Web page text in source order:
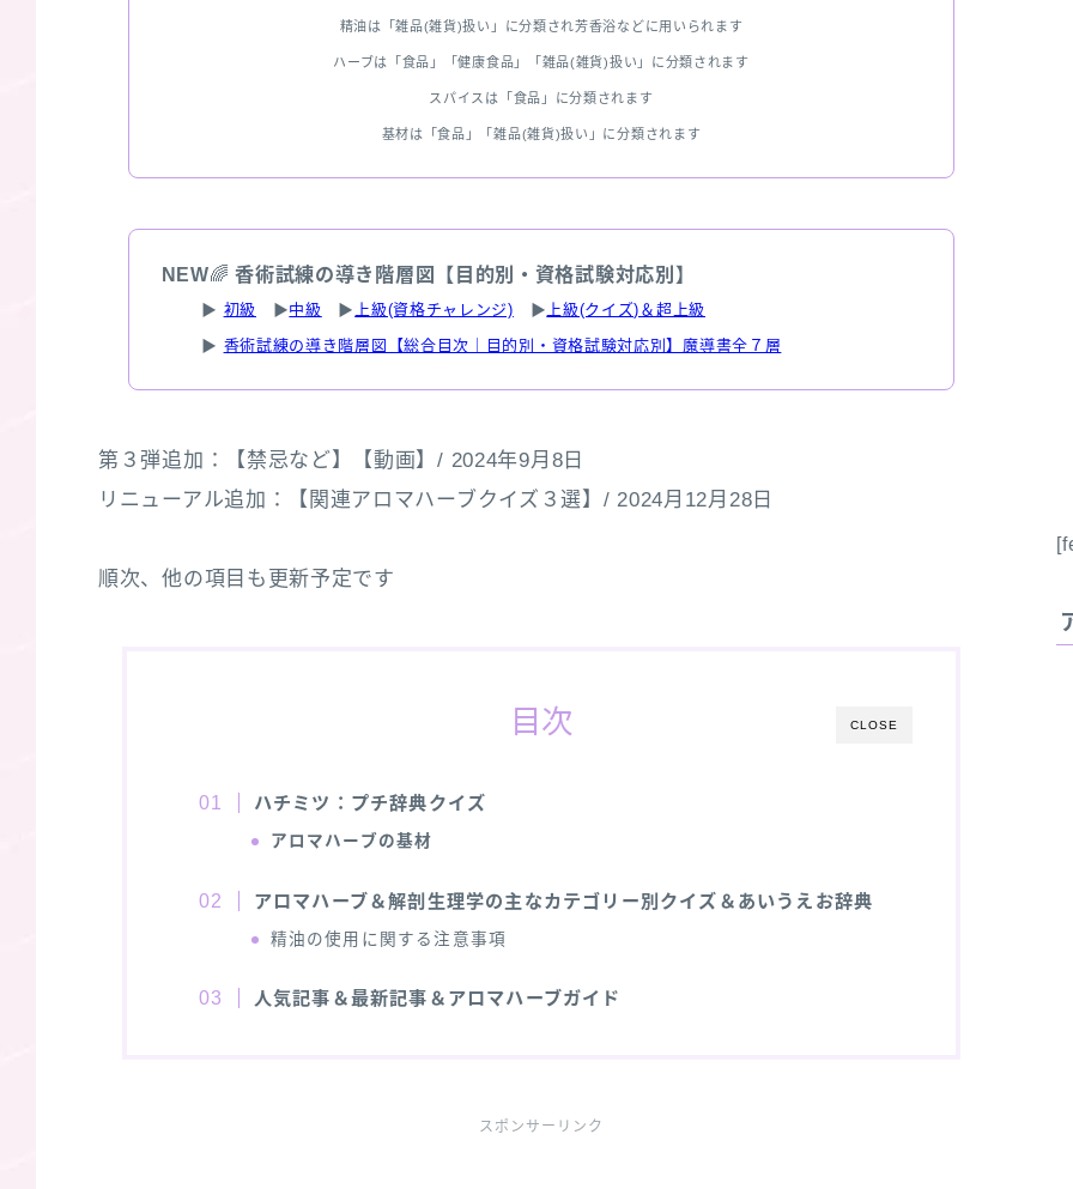
精油は「雑品(雑貨)扱い」に分類され芳香浴などに用いられます
ハーブは「食品」「健康食品」「雑品(雑貨)扱い」に分類されます
スパイスは「食品」に分類されます
基材は「食品」「雑品(雑貨)扱い」に分類されます
NEW🌈香術試練の導き階層図【目的別・資格試験対応別】
▶ 初級 ▶中級 ▶ 上級(資格チャレンジ) ▶ 上級(クイズ)＆超上級
▶ 香術試練の導き階層図【総合目次｜目的別・資格試験対応別】魔導書全７層
第３弾追加：【禁忌など】【動画】/ 2024年9月8日
リニューアル追加：【関連アロマハーブクイズ３選】/ 2024月12月28日
順次、他の項目も更新予定です
CLOSE
目次
ハチミツ：プチ辞典クイズ
アロマハーブの基材
アロマハーブ＆解剖生理学の主なカテゴリー別クイズ＆あいうえお辞典
精油の使用に関する注意事項
人気記事＆最新記事＆アロマハーブガイド
スポンサーリンク